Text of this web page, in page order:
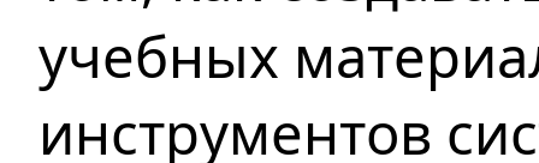
учебных
инструментов